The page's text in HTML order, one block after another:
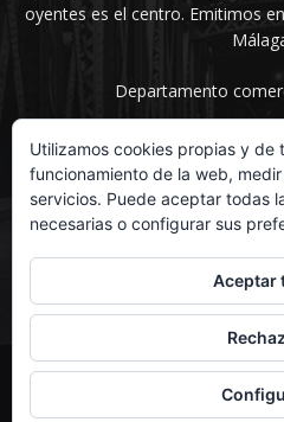
oyentes es el centro. Emitimos
Departamento
© UNIMEDIOS - Agencia de
Utilizamos cookies propias y
funcionamiento de la web,
servicios. Puede aceptar todas
necesarias o configurar sus
Aceptar